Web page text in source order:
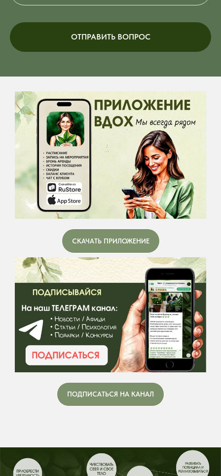
ОТПРАВИТЬ ВОПРОС
СКАЧАТЬ ПРИЛОЖЕНИЕ
ПОДПИСАТЬСЯ НА КАНАЛ